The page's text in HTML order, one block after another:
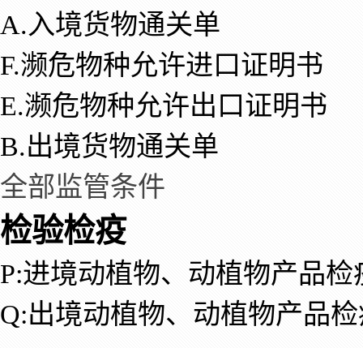
A.入境货物通关单
F.濒危物种允许进口证明书
E.濒危物种允许出口证明书
B.出境货物通关单
全部监管条件
检验检疫
P:进境动植物、动植物产品检
Q:出境动植物、动植物产品